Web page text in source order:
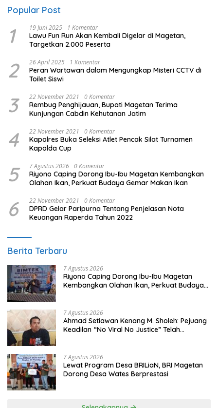
Popular Post
1 19 Juni 2025 1 Komentar
Lawu Fun Run Akan Kembali Digelar di Magetan,
Targetkan 2.000 Peserta
2 26 April 2025 1 Komentar
Peran Wartawan dalam Mengungkap Misteri CCTV di
Toilet Siswi
3 22 November 2021 0 Komentar
Rembug Penghijauan, Bupati Magetan Terima
Kunjungan Cabdin Kehutanan Jatim
4 22 November 2021 0 Komentar
Kapolres Buka Seleksi Atlet Pencak Silat Turnamen
Kapolda Cup
5 7 Agustus 2026 0 Komentar
Riyono Caping Dorong Ibu-Ibu Magetan Kembangkan
Olahan Ikan, Perkuat Budaya Gemar Makan Ikan
6 22 November 2021 0 Komentar
DPRD Gelar Paripurna Tentang Penjelasan Nota
Keuangan Raperda Tahun 2022
Berita Terbaru
7 Agustus 2026
Riyono Caping Dorong Ibu-Ibu Magetan
Kembangkan Olahan Ikan, Perkuat Budaya
7 Agustus 2026
Ahmad Setiawan Kenang M. Sholeh: Pejuang
Keadilan “No Viral No Justice” Telah
7 Agustus 2026
Lewat Program Desa BRILiaN, BRI Magetan
Dorong Desa Wates Berprestasi